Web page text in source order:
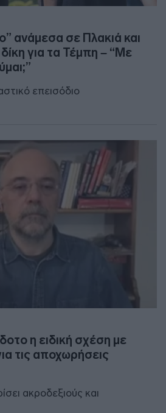
ανάμεσα σε Πλακιά και
για τα Τέμπη – “Με
επεισόδιο
η ειδική σχέση με
τις αποχωρήσεις
ακροδεξιούς και